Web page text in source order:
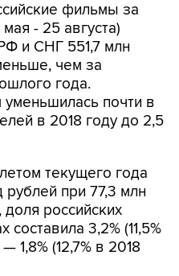
фильмы за
- 25 августа)
и СНГ 551,7 млн
чем за
года.
почти в
в 2018 году до 2,5
текущего года
при 77,3 млн
российских
3,2% (11,5%
1,8% (12,7% в 2018